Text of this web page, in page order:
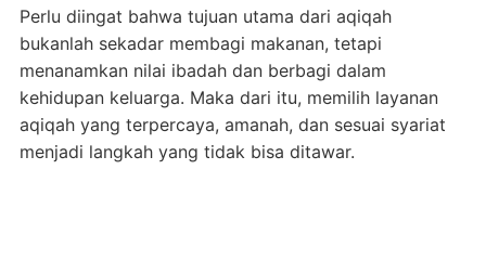
Perlu diingat bahwa tujuan utama dari aqiqah
bukanlah sekadar membagi makanan, tetapi
menanamkan nilai ibadah dan berbagi dalam
kehidupan keluarga. Maka dari itu, memilih layanan
aqiqah yang terpercaya, amanah, dan sesuai syariat
menjadi langkah yang tidak bisa ditawar.